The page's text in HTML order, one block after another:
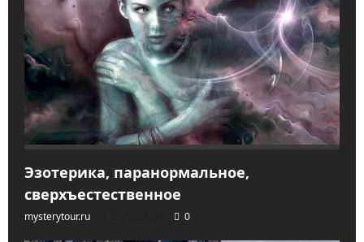
Эзотерика, паранормальное,
сверхъестественное
mysterytour.ru 0